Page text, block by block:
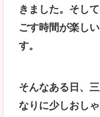
きました。そし
ごす時間が楽し
す。
そんなある日、
なりに少しおし